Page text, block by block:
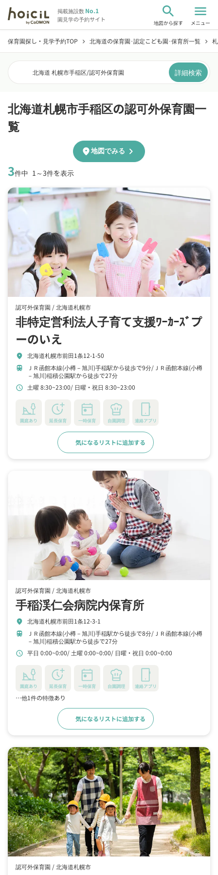
掲載施設数No.1
園見学の予約サイト
search
地図から探す
menu
メニュー
保育園探し・見学予約TOP chevron_right 北海道の保育園･認定こども園･保育所一覧 chevron_right
北海道 札幌市手稲区/認可外保育園 詳細検索
北海道札幌市手稲区の認可外保育園一
覧
3件中 1～3件を表示
location_on地図でみる chevron_right
認可外保育園 /北海道札幌市
非特定営利法人子育て支援ﾜｰｶｰｽﾞプ
ーのいえ
location_on 北海道札幌市前田1条12-1-50
train ＪＲ函館本線(小樽－旭川)手稲駅から徒歩で9分
ＪＲ函館本線(小樽
－旭川)稲積公園駅から徒歩で27分
schedule 土曜 8:30~23:00 日曜・祝日 8:30~23:00
園庭あり 延長保育 一時保育 自園調理 連絡アプリ
気になるリストに追加する
認可外保育園 /北海道札幌市
手稲渓仁会病院内保育所
location_on 北海道札幌市前田1条12-3-1
train ＪＲ函館本線(小樽－旭川)手稲駅から徒歩で8分
ＪＲ函館本線(小樽
－旭川)稲積公園駅から徒歩で27分
schedule 平日 0:00~0:00 土曜 0:00~0:00 日曜・祝日 0:00~0:00
園庭あり 延長保育 一時保育 自園調理 連絡アプリ
…他1件の特徴あり
気になるリストに追加する
認可外保育園 /北海道札幌市